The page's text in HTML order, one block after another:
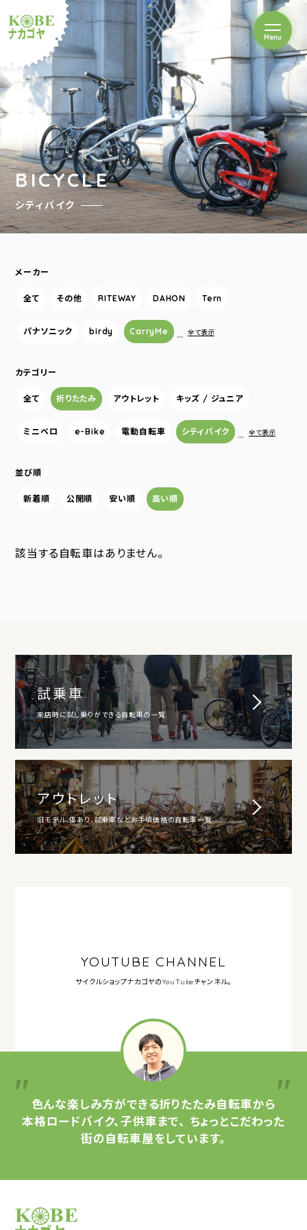
ルショップナカゴヤ
Menuを開閉
BICYCLE
シティバイク
メーカー
全て その他 RITEWAY DAHON Tern
パナソニック birdy CarryMe … 全て表示
カテゴリー
全て 折りたたみ アウトレット キッズ / ジュニア
ミニベロ e-Bike 電動自転車 シティバイク … 全て表示
並び順
新着順 公開順 安い順 高い順
該当する自転車はありません。
試乗車
来店時に試し乗りができる自転車の一覧
アウトレット
旧モデル、傷あり、試乗車などお手頃価格の自転車一覧
YOUTUBE CHANNEL
サイクルショップナカゴヤのYouTubeチャンネル。
色んな楽しみ方ができる折りたたみ自転車から
本格ロードバイク、子供車まで、 ちょっとこだわった
街の自転車屋をしています。
サイクルショップナカゴヤ